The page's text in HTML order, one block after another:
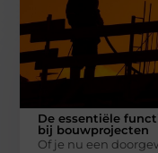
De essentiële
bij bouwprojecten
Of je nu een